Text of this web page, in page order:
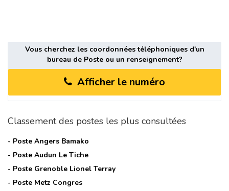
Vous cherchez les coordonnées téléphoniques d'un
bureau de Poste ou un renseignement?
Afficher le numéro
Classement des postes les plus consultées
- Poste Angers Bamako
- Poste Audun Le Tiche
- Poste Grenoble Lionel Terray
- Poste Metz Congres